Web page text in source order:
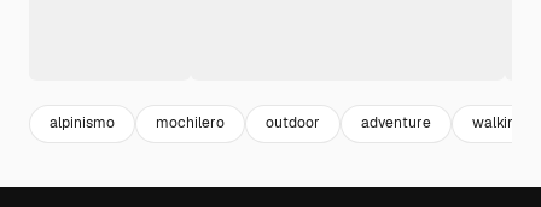
alpinismo mochilero outdoor adventure walking